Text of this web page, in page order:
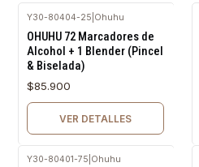
Y30-80404-25 Ohuhu
OHUHU 72 Marcadores de
Alcohol + 1 Blender (Pincel
& Biselada)
$85.900
VER DETALLES
Y30-80401-75 Ohuhu